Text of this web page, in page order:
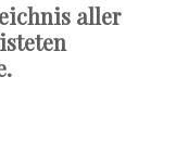
aller